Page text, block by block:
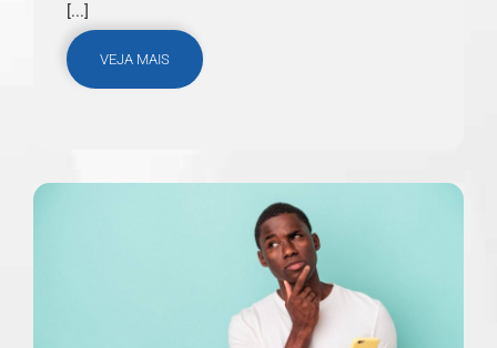
[...]
VEJA MAIS